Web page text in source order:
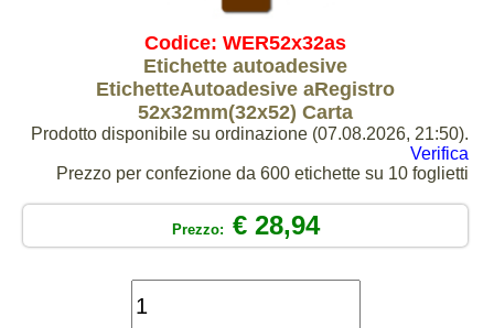
Codice: WER52x32as
Etichette autoadesive
EtichetteAutoadesive aRegistro
52x32mm(32x52) Carta
Prodotto disponibile su ordinazione (07.08.2026, 21:50).
Verifica
Prezzo per confezione da 600 etichette su 10 foglietti
Prezzo: € 28,94